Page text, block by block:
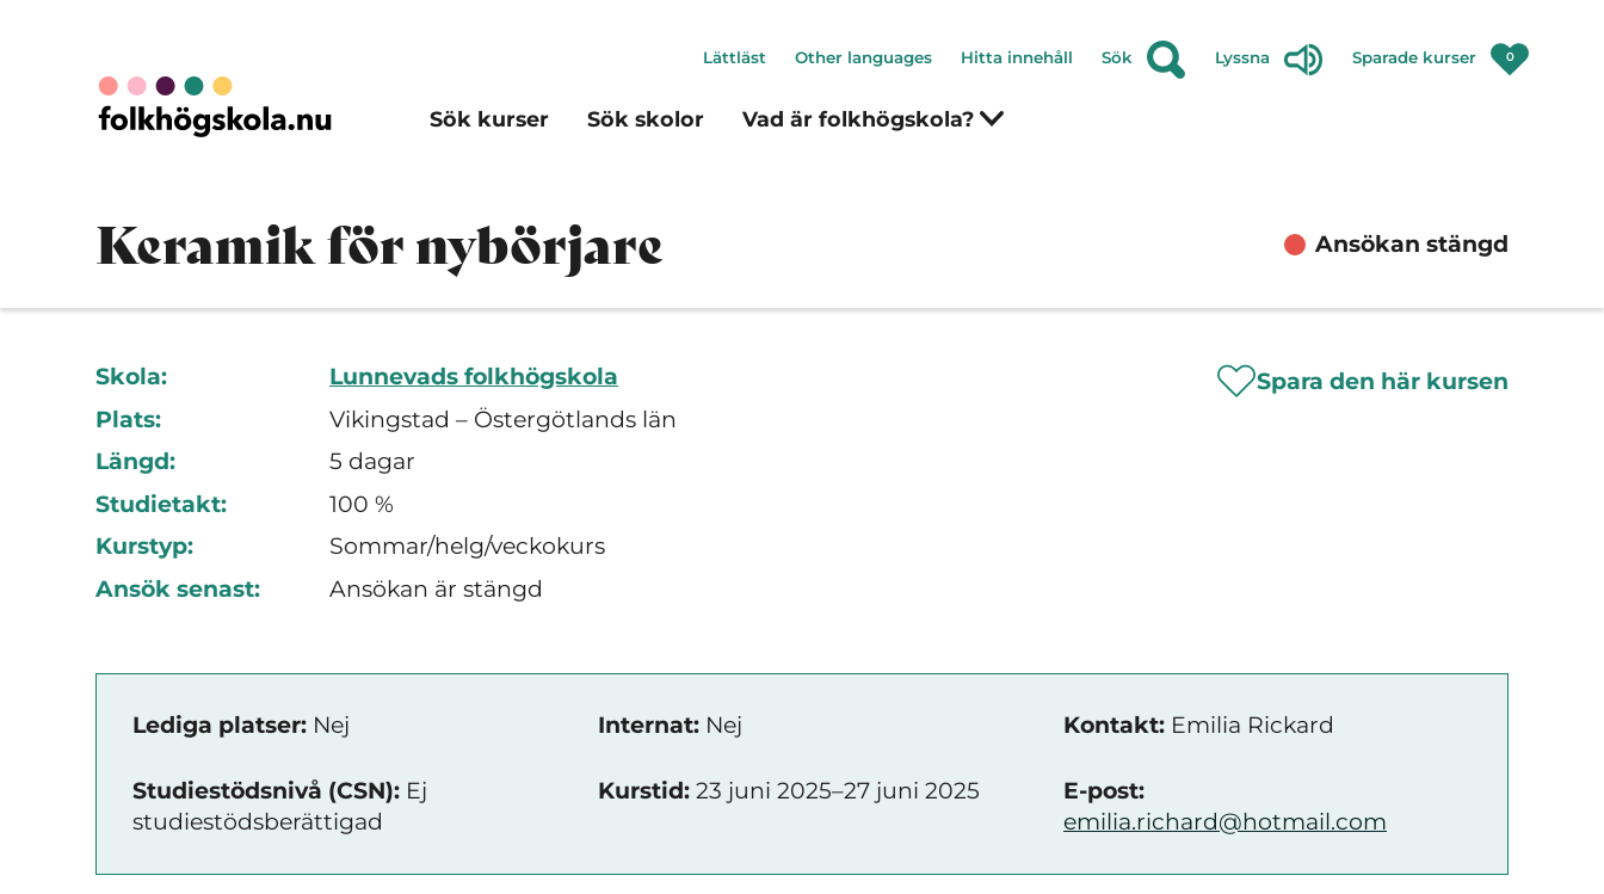
Sök kurser Sök skolor Vad är folkhögskola?
Lättläst Other languages Hitta innehåll Sök Lyssna Sparade kurser 0
Keramik för nybörjare Ansökan stängd
Skola:
Lunnevads folkhögskola
Plats:
Vikingstad – Östergötlands län
Längd:
5 dagar
Studietakt:
100 %
Kurstyp:
Sommar/helg/veckokurs
Ansök senast:
Ansökan är stängd
Spara den här kursen
Lediga platser: Nej
Studiestödsnivå (CSN): Ej
studiestödsberättigad
Internat: Nej
Kurstid: 23 juni 2025–27 juni 2025
Kontakt: Emilia Rickard
E-post:
emilia.richard@hotmail.com